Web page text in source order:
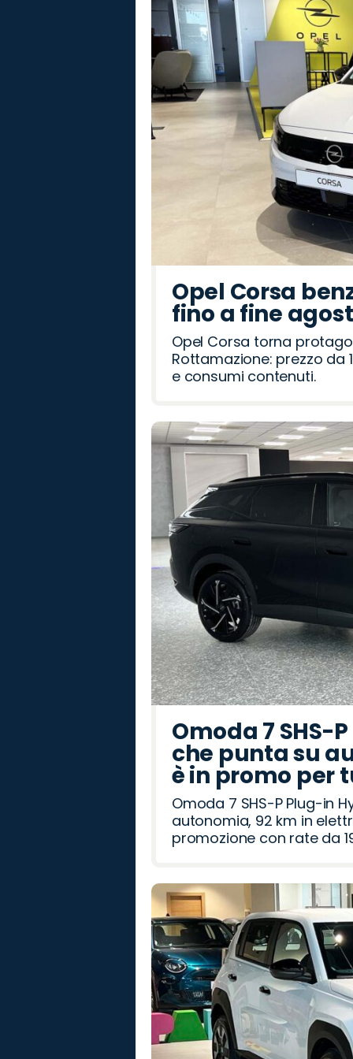
Hyundai
Omoda
Mazda
Cupra
Fiat
Abarth
Lancia
Seat
Land
Rover
Alfa
Romeo
Citroën
Jeep
Jaecoo
Peugeot
Opel
Opel Corsa
fino a fine
Opel Corsa torna
Rottamazione: prezzo da
e consumi contenuti.
Omoda 7 SHS-
che punta su
è in promo per
Omoda 7 SHS-P Plug-in
autonomia, 92 km in
promozione con rate da